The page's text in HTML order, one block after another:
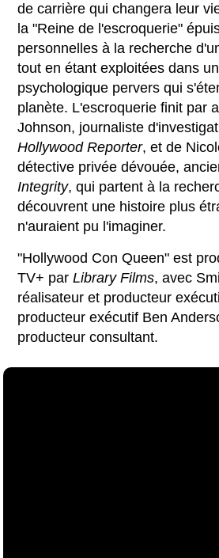
de carrière qui changera leur
la "Reine de l'escroquerie"
personnelles à la recherche
tout en étant exploitées dans
psychologique pervers qui
planète. L'escroquerie finit par
Johnson, journaliste
Hollywood Reporter, et de
détective privée dévouée,
Integrity, qui partent à la
découvrent une histoire plus
n'auraient pu l'imaginer.
"Hollywood Con Queen" est
TV+ parLibrary Films, avec
réalisateur et producteur
producteur exécutif Ben
producteur consultant.